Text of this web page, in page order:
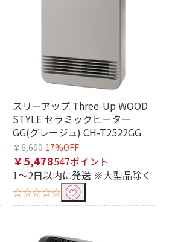
スリーアップ Three-Up WOOD
STYLE セラミックヒーター
GG(グレージュ) CH-T2522GG
￥6,600 17%OFF
￥5,478547ポイント
1～2日以内に発送 ※大型品除く
☆☆☆☆☆